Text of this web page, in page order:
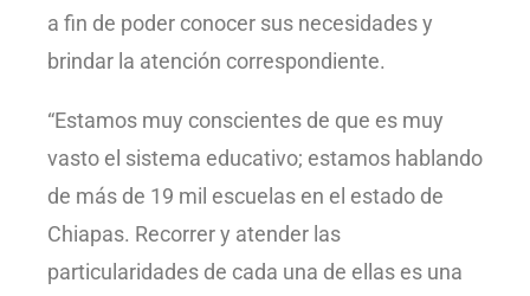
a fin de poder conocer sus necesidades y
brindar la atención correspondiente.
“Estamos muy conscientes de que es muy
vasto el sistema educativo; estamos hablando
de más de 19 mil escuelas en el estado de
Chiapas. Recorrer y atender las
particularidades de cada una de ellas es una